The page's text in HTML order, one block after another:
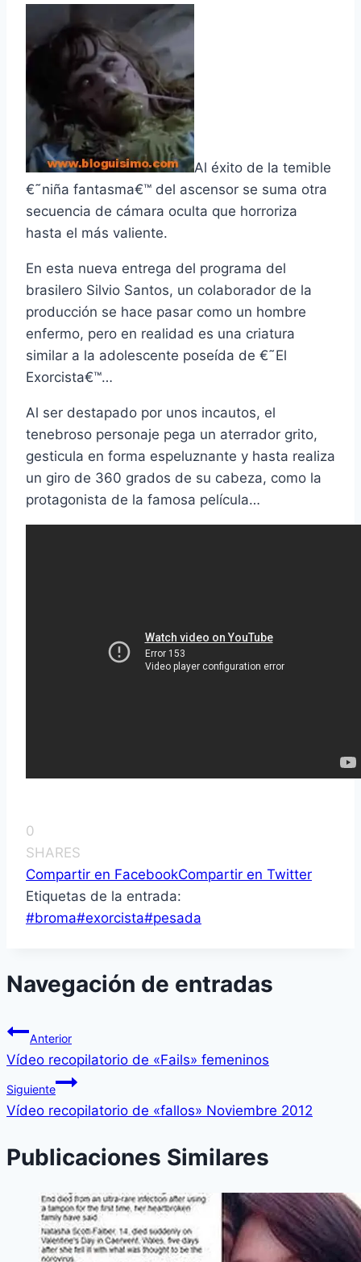
Al éxito de la temible
€˜niña fantasma€™ del ascensor se suma otra
secuencia de cámara oculta que horroriza
hasta el más valiente.
En esta nueva entrega del programa del
brasilero Silvio Santos, un colaborador de la
producción se hace pasar como un hombre
enfermo, pero en realidad es una criatura
similar a la adolescente poseí­da de €˜El
Exorcista€™…
Al ser destapado por unos incautos, el
tenebroso personaje pega un aterrador grito,
gesticula en forma espeluznante y hasta realiza
un giro de 360 grados de su cabeza, como la
protagonista de la famosa pelí­cula…
0
SHARES
Compartir en FacebookCompartir en Twitter
Etiquetas de la entrada:
#broma#exorcista#pesada
Navegación de entradas
Anterior
Ví­deo recopilatorio de «Fails» femeninos
Siguiente
Ví­deo recopilatorio de «fallos» Noviembre 2012
Publicaciones Similares